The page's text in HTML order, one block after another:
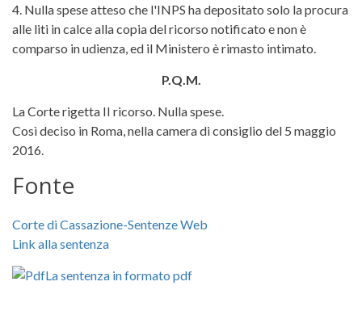
4. Nulla spese atteso che l'INPS ha depositato solo la procura
alle liti in calce alla copia del ricorso notificato e non è
comparso in udienza, ed il Ministero è rimasto intimato.
P.Q.M.
La Corte rigetta II ricorso. Nulla spese.
Così deciso in Roma, nella camera di consiglio del 5 maggio
2016.
Fonte
Corte di Cassazione-Sentenze Web
Link alla sentenza
La sentenza in formato pdf